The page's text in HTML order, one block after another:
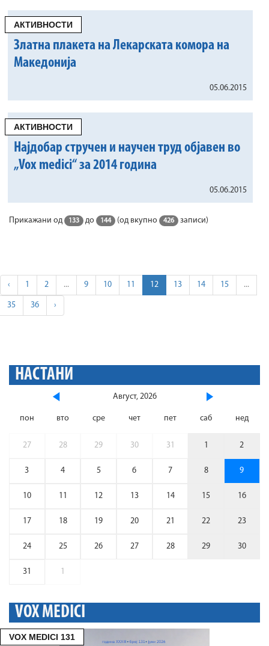
АКТИВНОСТИ
Златна плакета на Лекарската комора на
Македонија
05.06.2015
АКТИВНОСТИ
Најдобар стручен и научен труд објавен во
„Vox medici“ за 2014 година
05.06.2015
Прикажани од 133 до 144 (од вкупно 426 записи)
‹ 1 2 ... 9 10 11 12 13 14 15 ...
35 36 ›
НАСТАНИ
Август, 2026
пон вто сре чет пет саб нед
27 28 29 30 31 1 2
3 4 5 6 7 8 9
10 11 12 13 14 15 16
17 18 19 20 21 22 23
24 25 26 27 28 29 30
31 1
VOX MEDICI
VOX MEDICI 131